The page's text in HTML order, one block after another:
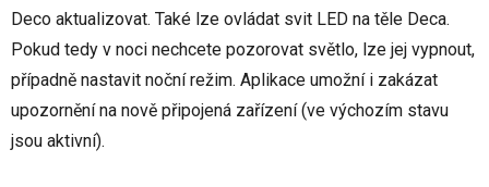
Deco aktualizovat. Také lze ovládat svit LED na těle Deca.
Pokud tedy v noci nechcete pozorovat světlo, lze jej vypnout,
případně nastavit noční režim. Aplikace umožní i zakázat
upozornění na nově připojená zařízení (ve výchozím stavu
jsou aktivní).